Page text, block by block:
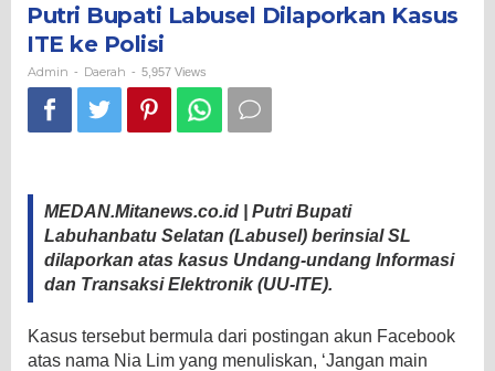
Kasus
Polisi
Putri Bupati Labusel Dilaporkan Kasus
ITE ke Polisi
Admin - Daerah - 5,957 Views
MEDAN.Mitanews.co.id | Putri Bupati
Labuhanbatu Selatan (Labusel) berinsial SL
dilaporkan atas kasus Undang-undang Informasi
dan Transaksi Elektronik (UU-ITE).
Kasus tersebut bermula dari postingan akun Facebook
atas nama Nia Lim yang menuliskan, ‘Jangan main